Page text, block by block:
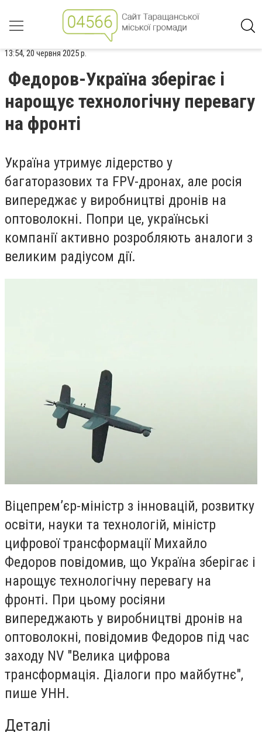
13:54, 20 червня 2025 р.
Федоров-Україна зберігає і
нарощує технологічну перевагу
на фронті
Україна утримує лідерство у
багаторазових та FPV-дронах, але росія
випереджає у виробництві дронів на
оптоволокні. Попри це, українські
компанії активно розробляють аналоги з
великим радіусом дії.
Віцепрем’єр-міністр з інновацій, розвитку
освіти, науки та технологій, міністр
цифрової трансформації Михайло
Федоров повідомив, що Україна зберігає і
нарощує технологічну перевагу на
фронті. При цьому росіяни
випереджають у виробництві дронів на
оптоволокні, повідомив Федоров під час
заходу NV "Велика цифрова
трансформація. Діалоги про майбутнє",
пише УНН.
Деталі